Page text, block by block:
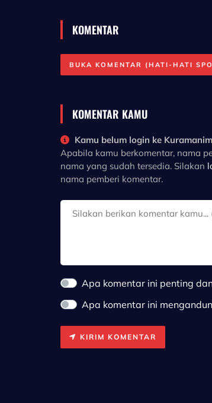
KOMENTAR
BUKA KOMENTAR (HATI-HATI
KOMENTAR KAMU
Kamu belum login ke
Apabila kamu berkomentar, nama
nama yang sudah tersedia. Silakan
nama pemberi komentar.
Apa komentar ini penting
Apa komentar ini
KIRIM KOMENTAR